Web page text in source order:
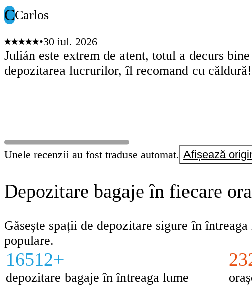
CCarlos
•30 iul. 2026
Julián este extrem de atent, totul a decurs
depozitarea lucrurilor, îl recomand cu căldură!
Unele recenzii au fost traduse automat. Afișează
Depozitare bagaje în fiecare
Găsește spații de depozitare sigure în
populare.
16512+
depozitare bagaje în întreaga lume